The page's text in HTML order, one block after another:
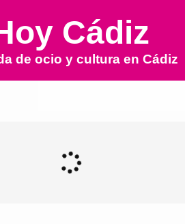
Cádiz
de ocio y cultura en Cádiz